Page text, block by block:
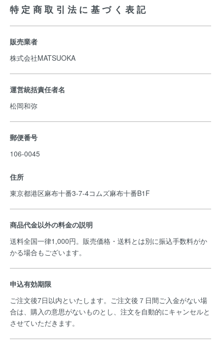
特定商取引法に基づく表記
販売業者
株式会社MATSUOKA
運営統括責任者名
松岡和弥
郵便番号
106-0045
住所
東京都港区麻布十番3-7-4コムズ麻布十番B1F
商品代金以外の料金の説明
送料全国一律1,000円。販売価格・送料とは別に振込手数料がか
かる場合もございます。
申込有効期限
ご注文後7日以内といたします。ご注文後７日間ご入金がない場
合は、購入の意思がないものとし、注文を自動的にキャンセルと
させていただきます。